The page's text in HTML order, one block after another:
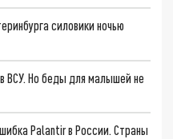
силовики ночью
ВСУ. Но беды для малышей не
Palantir в России. Страны